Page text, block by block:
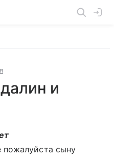
и
пожалуйста сыну